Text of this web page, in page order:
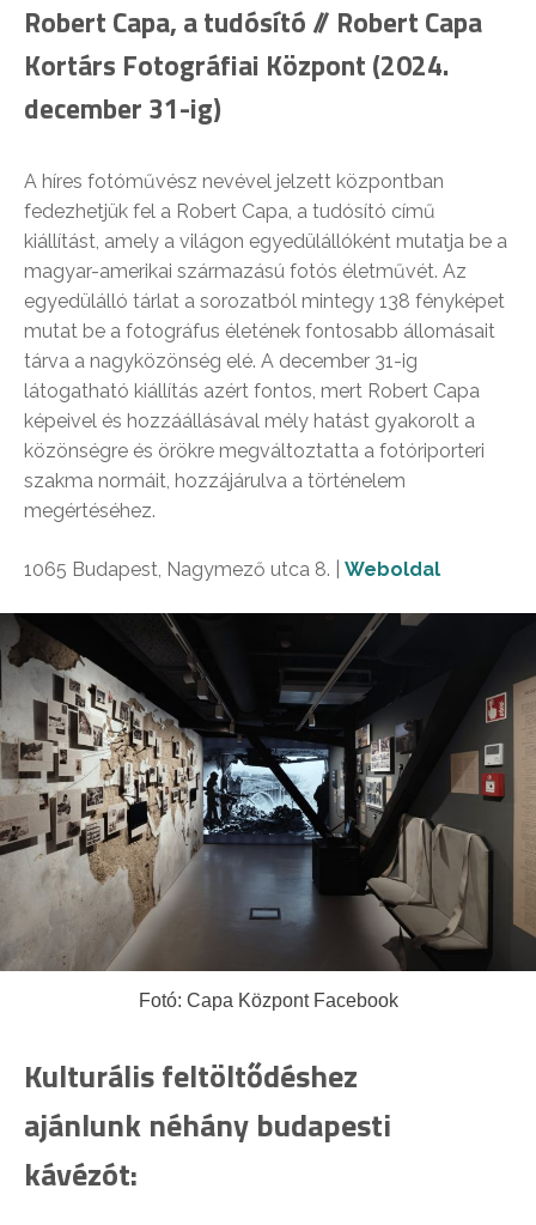
Robert Capa, a tudósító // Robert Capa
Kortárs Fotográfiai Központ (2024.
december 31-ig)
A híres fotóművész nevével jelzett központban
fedezhetjük fel a Robert Capa, a tudósító című
kiállítást, amely a világon egyedülállóként mutatja be a
magyar-amerikai származású fotós életművét. Az
egyedülálló tárlat a sorozatból mintegy 138 fényképet
mutat be a fotográfus életének fontosabb állomásait
tárva a nagyközönség elé. A december 31-ig
látogatható kiállítás azért fontos, mert Robert Capa
képeivel és hozzáállásával mély hatást gyakorolt a
közönségre és örökre megváltoztatta a fotóriporteri
szakma normáit, hozzájárulva a történelem
megértéséhez.
1065 Budapest, Nagymező utca 8. | Weboldal
Fotó: Capa Központ Facebook
Kulturális feltöltődéshez
ajánlunk néhány budapesti
kávézót: